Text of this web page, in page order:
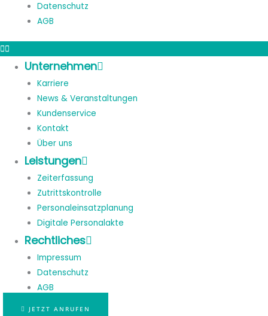
Datenschutz
AGB
Unternehmen
Karriere
News & Veranstaltungen
Kundenservice
Kontakt
Über uns
Leistungen
Zeiterfassung
Zutrittskontrolle
Personaleinsatzplanung
Digitale Personalakte
Rechtliches
Impressum
Datenschutz
AGB
JETZT ANRUFEN